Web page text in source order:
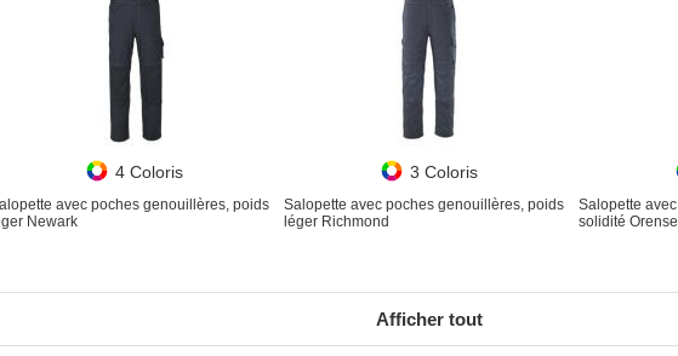
4 Coloris
avec poches genouillères, poids
Newark
3 Coloris
Salopette avec poches genouillères, poids
léger Richmond
Salopette
solidité Orense
Afficher tout